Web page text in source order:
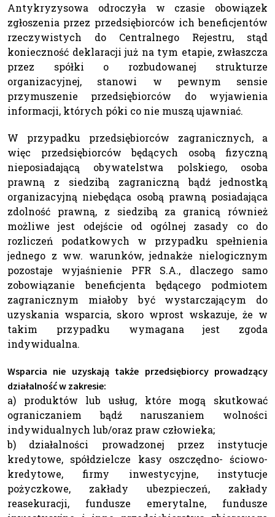
Antykryzysowa odroczyła w czasie obowiązek
zgłoszenia przez przedsiębiorców ich beneficjentów
rzeczywistych do Centralnego Rejestru, stąd
konieczność deklaracji już na tym etapie, zwłaszcza
przez spółki o rozbudowanej strukturze
organizacyjnej, stanowi w pewnym sensie
przymuszenie przedsiębiorców do wyjawienia
informacji, których póki co nie muszą ujawniać.
W przypadku przedsiębiorców zagranicznych, a
więc przedsiębiorców będących osobą fizyczną
nieposiadającą obywatelstwa polskiego, osoba
prawną z siedzibą zagraniczną bądź jednostką
organizacyjną niebędąca osobą prawną posiadająca
zdolność prawną, z siedzibą za granicą również
możliwe jest odejście od ogólnej zasady co do
rozliczeń podatkowych w przypadku spełnienia
jednego z ww. warunków, jednakże nielogicznym
pozostaje wyjaśnienie PFR S.A., dlaczego samo
zobowiązanie beneficjenta będącego podmiotem
zagranicznym miałoby być wystarczającym do
uzyskania wsparcia, skoro wprost wskazuje, że w
takim przypadku wymagana jest zgoda
indywidualna.
Wsparcia nie uzyskają także przedsiębiorcy prowadzący
działalność w zakresie:
a) produktów lub usług, które mogą skutkować
ograniczaniem bądź naruszaniem wolności
indywidualnych lub/oraz praw człowieka;
b) działalności prowadzonej przez instytucje
kredytowe, spółdzielcze kasy oszczędno- ściowo-
kredytowe, firmy inwestycyjne, instytucje
pożyczkowe, zakłady ubezpieczeń, zakłady
reasekuracji, fundusze emerytalne, fundusze